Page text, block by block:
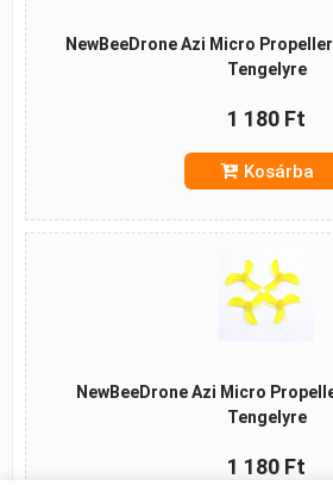
NewBeeDrone Azi Micro
Tengelyre
1 180 Ft
Kosárba
NewBeeDrone Azi Micro
Tengelyre
1 180 Ft